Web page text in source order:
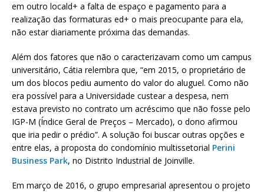
em outro locald+ a falta de espaço e pagamento para a
realização das formaturas ed+ o mais preocupante para ela,
não estar diariamente próxima das demandas.
Além dos fatores que não o caracterizavam como um campus
universitário, Cátia relembra que, “em 2015, o proprietário de
um dos blocos pediu aumento do valor do aluguel. Como não
era possível para a Universidade custear a despesa, nem
estava previsto no contrato um acréscimo que não fosse pelo
IGP-M (Índice Geral de Preços – Mercado), o dono afirmou
que iria pedir o prédio”. A solução foi buscar outras opções e
entre elas, a proposta do condomínio multissetorial Perini
Business Park, no Distrito Industrial de Joinville.
Em março de 2016, o grupo empresarial apresentou o projeto